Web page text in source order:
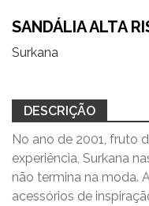
SANDÁLIA ALTA
Surkana
DESCRIÇÃO
No ano de 2001, fruto
experiência, Surkana
não termina na moda.
acessórios de